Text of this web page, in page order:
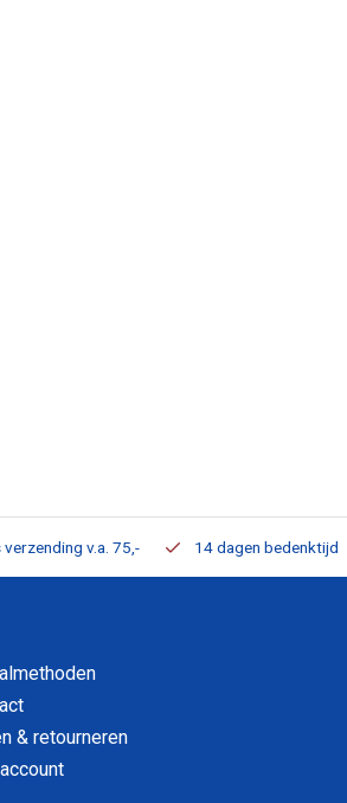
verzending v.a. 75,- 14 dagen bedenktijd
& retourneren